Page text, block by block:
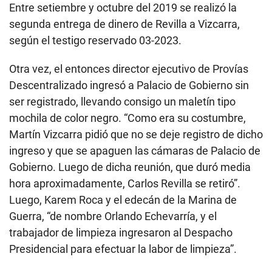
Entre setiembre y octubre del 2019 se realizó la
segunda entrega de dinero de Revilla a Vizcarra,
según el testigo reservado 03-2023.
Otra vez, el entonces director ejecutivo de Provías
Descentralizado ingresó a Palacio de Gobierno sin
ser registrado, llevando consigo un maletín tipo
mochila de color negro. “Como era su costumbre,
Martín Vizcarra pidió que no se deje registro de dicho
ingreso y que se apaguen las cámaras de Palacio de
Gobierno. Luego de dicha reunión, que duró media
hora aproximadamente, Carlos Revilla se retiró”.
Luego, Karem Roca y el edecán de la Marina de
Guerra, “de nombre Orlando Echevarría, y el
trabajador de limpieza ingresaron al Despacho
Presidencial para efectuar la labor de limpieza”.